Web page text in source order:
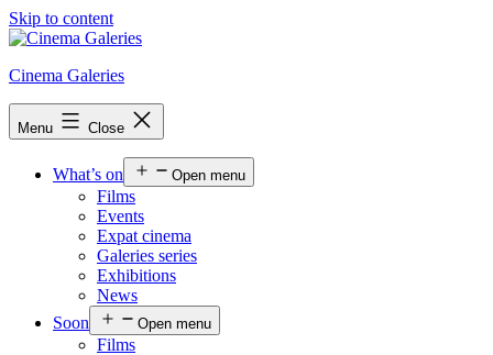
Skip to content
Cinema Galeries
Menu Close
What’s on Open menu
Films
Events
Expat cinema
Galeries series
Exhibitions
News
Soon
Open menu
Films